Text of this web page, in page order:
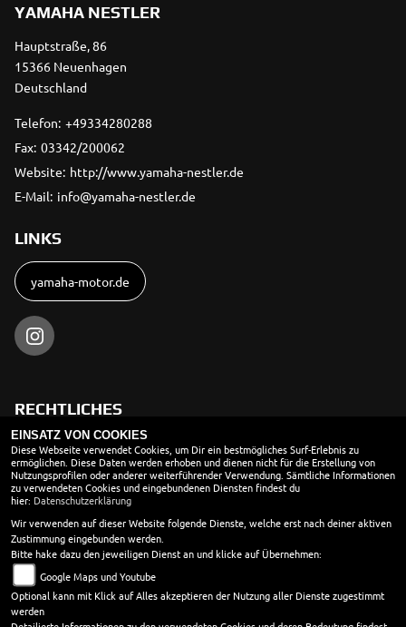
YAMAHA NESTLER
Hauptstraße, 86
15366 Neuenhagen
Deutschland
Telefon: +49334280288
Fax: 03342/200062
Website: http://www.yamaha-nestler.de
E-Mail: info@yamaha-nestler.de
LINKS
yamaha-motor.de
RECHTLICHES
AGB
Impressum
Datenschutz
Disclaimer
Barrierefreiheit
Batteriegesetz
EINSATZ VON COOKIES
Diese Webseite verwendet Cookies, um Dir ein bestmögliches Surf-Erlebnis zu
ermöglichen. Diese Daten werden erhoben und dienen nicht für die Erstellung von
Nutzungsprofilen oder anderer weiterführender Verwendung. Sämtliche Informationen
zu verwendeten Cookies und eingebundenen Diensten findest du
hier: Datenschutzerklärung
Wir verwenden auf dieser Website folgende Dienste, welche erst nach deiner aktiven
Zustimmung eingebunden werden.
Bitte hake dazu den jeweiligen Dienst an und klicke auf Übernehmen:
Google Maps und Youtube
Optional kann mit Klick auf Alles akzeptieren der Nutzung aller Dienste zugestimmt
werden